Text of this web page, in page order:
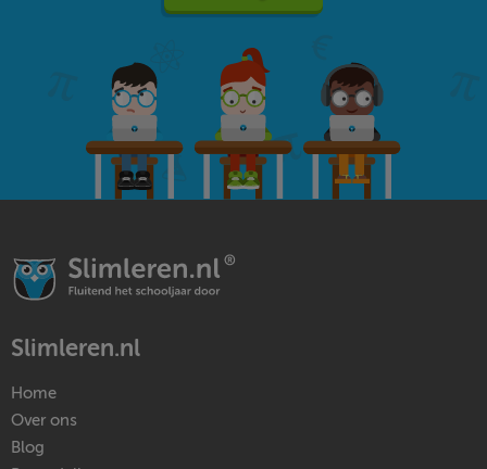
Slimleren.nl
Home
Over ons
Blog